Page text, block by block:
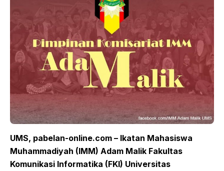
UMS, pabelan-online.com – Ikatan Mahasiswa
Muhammadiyah (IMM) Adam Malik Fakultas
Komunikasi Informatika (FKI) Universitas